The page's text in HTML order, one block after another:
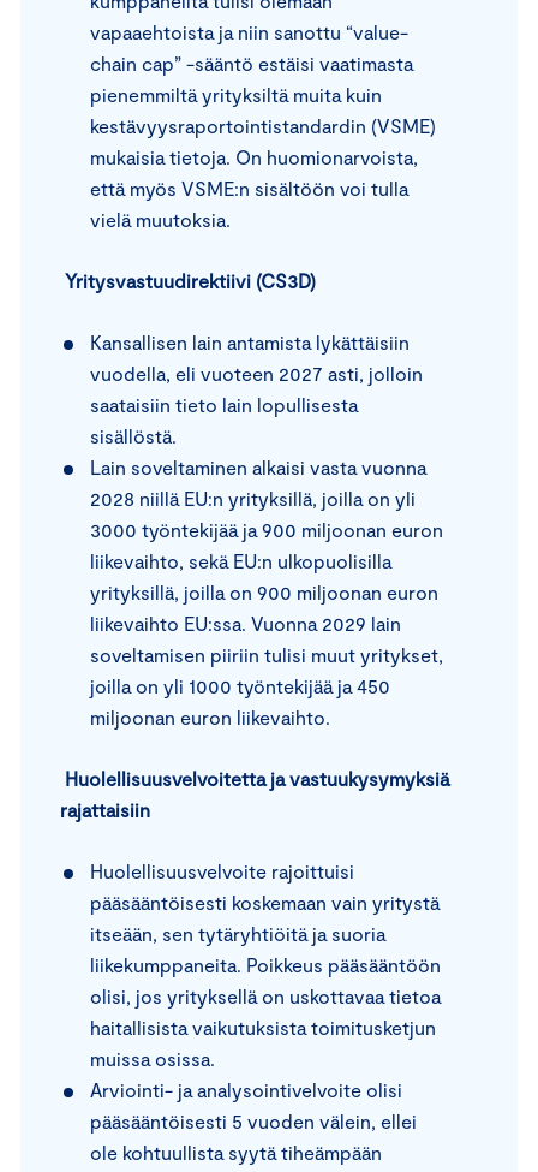
vapaaehtoista ja niin sanottu “value-
chain cap” -sääntö estäisi vaatimasta
pienemmiltä yrityksiltä muita kuin
kestävyysraportointistandardin (VSME)
mukaisia tietoja. On huomionarvoista,
että myös VSME:n sisältöön voi tulla
vielä muutoksia.
Yritysvastuudirektiivi (CS3D)
Kansallisen lain antamista lykättäisiin
vuodella, eli vuoteen 2027 asti, jolloin
saataisiin tieto lain lopullisesta
sisällöstä.
Lain soveltaminen alkaisi vasta vuonna
2028 niillä EU:n yrityksillä, joilla on yli
3000 työntekijää ja 900 miljoonan euron
liikevaihto, sekä EU:n ulkopuolisilla
yrityksillä, joilla on 900 miljoonan euron
liikevaihto EU:ssa. Vuonna 2029 lain
soveltamisen piiriin tulisi muut yritykset,
joilla on yli 1000 työntekijää ja 450
miljoonan euron liikevaihto.
Huolellisuusvelvoitetta ja vastuukysymyksiä
rajattaisiin
Huolellisuusvelvoite rajoittuisi
pääsääntöisesti koskemaan vain yritystä
itseään, sen tytäryhtiöitä ja suoria
liikekumppaneita. Poikkeus pääsääntöön
olisi, jos yrityksellä on uskottavaa tietoa
haitallisista vaikutuksista toimitusketjun
muissa osissa.
Arviointi- ja analysointivelvoite olisi
pääsääntöisesti 5 vuoden välein, ellei
ole kohtuullista syytä tiheämpään